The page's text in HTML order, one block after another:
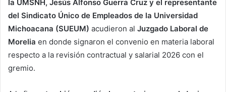
la UMSNH, Jesús Alfonso Guerra Cruz y el representante
del Sindicato Único de Empleados de la Universidad
Michoacana (SUEUM) acudieron al Juzgado Laboral de
Morelia en donde signaron el convenio en materia laboral
respecto a la revisión contractual y salarial 2026 con el
gremio.